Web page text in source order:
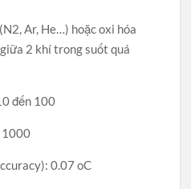
Ar, He…) hoặc oxi hóa
2 khí trong suốt quá
đến 100
1000
0.07 oC